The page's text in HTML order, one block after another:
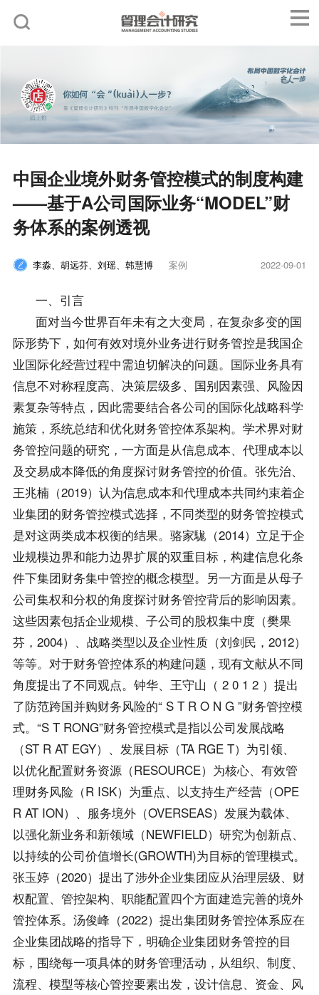
中国企业境外财务管控模式的制度构建
——基于A公司国际业务“MODEL”财
务体系的案例透视
李淼、胡远芬、刘瑶、韩慧博 案例 2022-09-01
一、引言
面对当今世界百年未有之大变局，在复杂多变的国
际形势下，如何有效对境外业务进行财务管控是我国企
业国际化经营过程中需迫切解决的问题。国际业务具有
信息不对称程度高、决策层级多、国别因素强、风险因
素复杂等特点，因此需要结合各公司的国际化战略科学
施策，系统总结和优化财务管控体系架构。学术界对财
务管控问题的研究，一方面是从信息成本、代理成本以
及交易成本降低的角度探讨财务管控的价值。张先治、
王兆楠（2019）认为信息成本和代理成本共同约束着企
业集团的财务管控模式选择，不同类型的财务管控模式
是对这两类成本权衡的结果。骆家駹（2014）立足于企
业规模边界和能力边界扩展的双重目标，构建信息化条
件下集团财务集中管控的概念模型。另一方面是从母子
公司集权和分权的角度探讨财务管控背后的影响因素。
这些因素包括企业规模、子公司的股权集中度（樊果
芬，2004）、战略类型以及企业性质（刘剑民，2012）
等等。对于财务管控体系的构建问题，现有文献从不同
角度提出了不同观点。钟华、王守山（ 2 0 1 2 ）提出
了防范跨国并购财务风险的“ S T R O N G ”财务管控模
式。“S T RONG”财务管控模式是指以公司发展战略
（ST R AT EGY）、发展目标（TA RGE T）为引领、
以优化配置财务资源（RESOURCE）为核心、有效管
理财务风险（R ISK）为重点、以支持生产经营（OPE
R AT ION）、服务境外（OVERSEAS）发展为载体、
以强化新业务和新领域（NEWFIELD）研究为创新点、
以持续的公司价值增长(GROWTH)为目标的管理模式。
张玉婷（2020）提出了涉外企业集团应从治理层级、财
权配置、管控架构、职能配置四个方面建造完善的境外
管控体系。汤俊峰（2022）提出集团财务管控体系应在
企业集团战略的指导下，明确企业集团财务管控的目
标，围绕每一项具体的财务管理活动，从组织、制度、
流程、模型等核心管控要素出发，设计信息、资金、风